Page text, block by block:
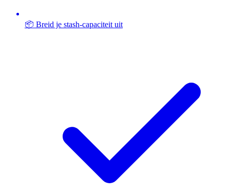
📦 Breid je stash-capaciteit uit